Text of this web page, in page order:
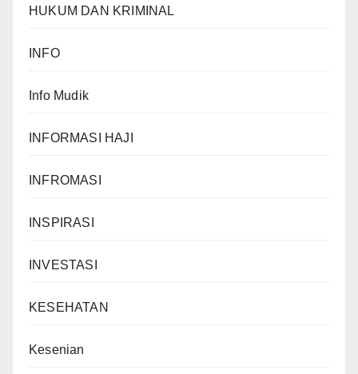
HUKUM DAN KRIMINAL
INFO
Info Mudik
INFORMASI HAJI
INFROMASI
INSPIRASI
INVESTASI
KESEHATAN
Kesenian